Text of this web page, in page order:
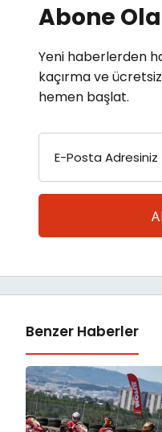
Abone
Yeni haberlerden
kaçırma ve
hemen başlat.
E-Posta Adresiniz
Benzer Haberler